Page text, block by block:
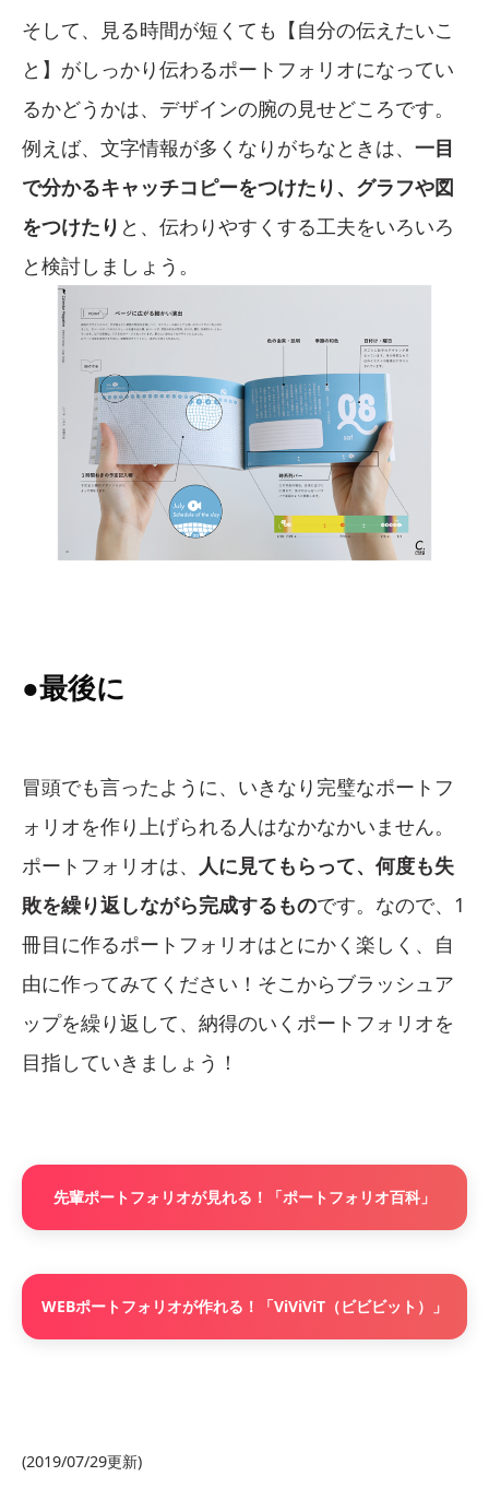
そして、見る時間が短くても【自分の伝えたいこ
と】がしっかり伝わるポートフォリオになってい
るかどうかは、デザインの腕の見せどころです。
例えば、文字情報が多くなりがちなときは、 一目
で分かるキャッチコピーをつけたり、グラフや図
をつけたり と、伝わりやすくする工夫をいろいろ
と検討しましょう。
●最後に
冒頭でも言ったように、いきなり完璧なポートフ
ォリオを作り上げられる人はなかなかいません。
ポートフォリオは、 人に見てもらって、何度も失
敗を繰り返しながら完成するものです。なので、1
冊目に作るポートフォリオはとにかく楽しく、自
由に作ってみてください！そこからブラッシュア
ップを繰り返して、納得のいくポートフォリオを
目指していきましょう！
先輩ポートフォリオが見れる！「ポートフォリオ百科」
WEBポートフォリオが作れる！「ViViViT（ビビビット）」
(2019/07/29更新)